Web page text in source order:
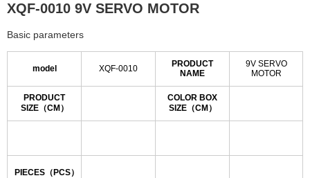
XQF-0010 9V SERVO MOTOR
Basic parameters
model XQF-0010
PRODUCT
NAME
9V SERVO
MOTOR
PRODUCT
SIZE（CM）
COLOR BOX
SIZE（CM）
PIECES（PCS）